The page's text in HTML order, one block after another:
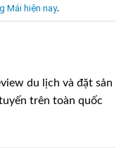
Mái hiện nay.
du lịch và đặt sản
trên toàn quốc